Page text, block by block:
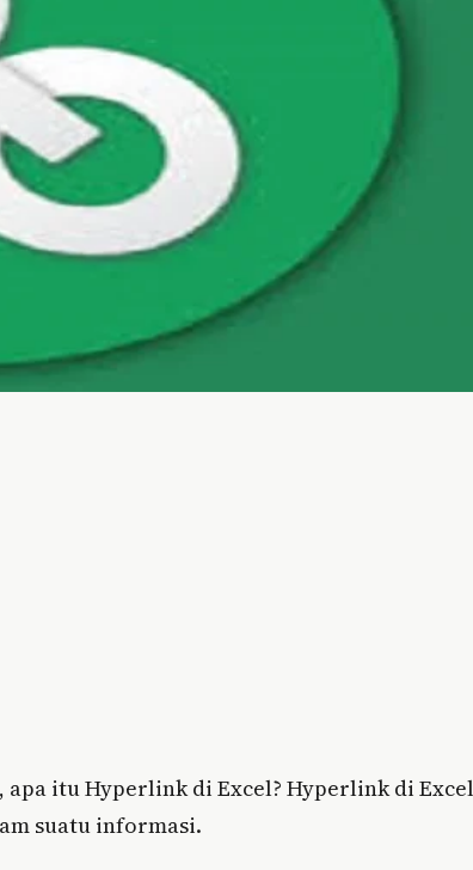
apa itu Hyperlink di Excel? Hyperlink di Excel
suatu informasi.